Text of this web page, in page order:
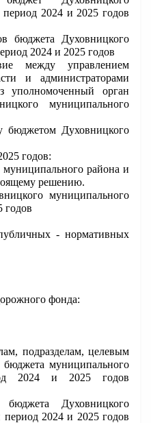
2024 и 2025 годов
бюджета Духовницкого
2024 и 2025 годов
между управлением
и администраторами
уполномоченный орган
муниципального
бюджетом Духовницкого
годов:
района и
решению.
муниципального
годов
- нормативных
фонда:
подразделам, целевым
бюджета муниципального
2024 и 2025 годов
бюджета Духовницкого
2024 и 2025 годов